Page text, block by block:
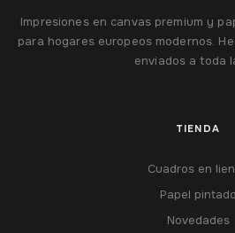
Impresiones en canvas premium y
para hogares europeos modernos.
enviados a toda
TIENDA
Cuadros en
Papel pintado
Novedades